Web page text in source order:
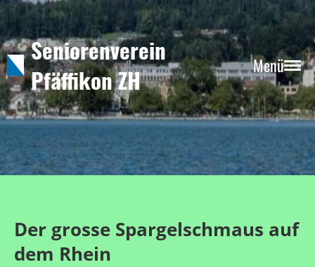
Menü
Seniorenverein
Pfäffikon ZH
Der grosse Spargelschmaus auf
dem Rhein